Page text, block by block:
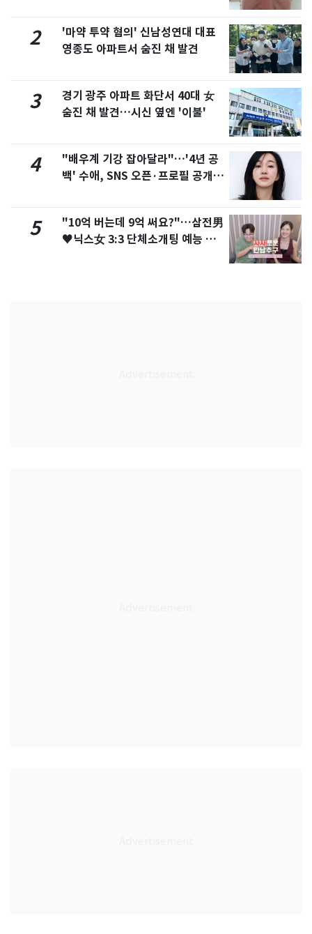
2
'마약 투약 혐의' 신남성연대 대표
영종도 아파트서 숨진 채 발견
3
경기 광주 아파트 화단서 40대 女
숨진 채 발견…시신 옆엔 '이불'
4
"배우계 기강 잡아달라"…'4년 공
백' 수애, SNS 오픈·프로필 공개
5
"10억 버는데 9억 써요?"…삼전男
♥닉스女 3:3 단체소개팅 예능 화